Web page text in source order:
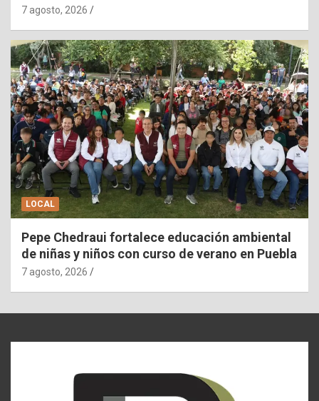
7 agosto, 2026
LOCAL
Pepe Chedraui fortalece educación ambiental
de niñas y niños con curso de verano en Puebla
7 agosto, 2026